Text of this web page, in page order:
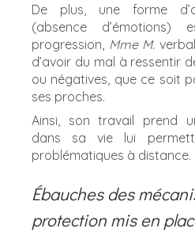
De plus, une forme
(absence
progression, Mme M.
d’avoir du mal à ressentir
ou négatives, que ce soit
ses proches.
Ainsi, son travail prend
dans sa vie lui
problématiques à distance.
Ébauches des
protection mis en